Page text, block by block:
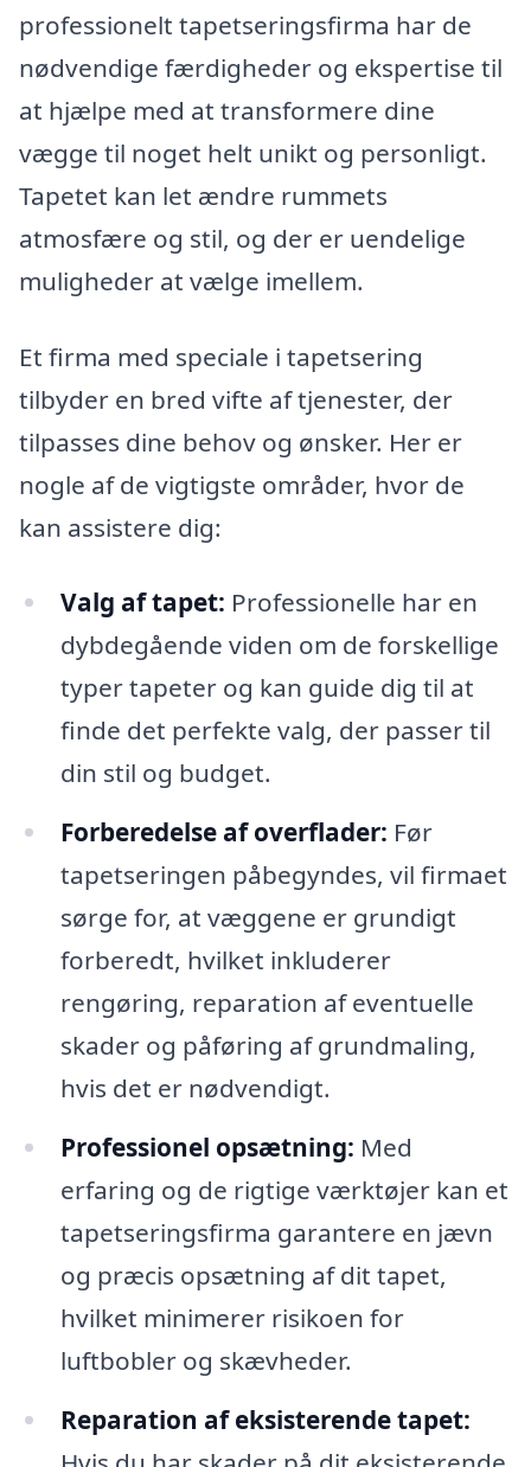
professionelt tapetseringsfirma har de
nødvendige færdigheder og ekspertise til
at hjælpe med at transformere dine
vægge til noget helt unikt og personligt.
Tapetet kan let ændre rummets
atmosfære og stil, og der er uendelige
muligheder at vælge imellem.
Et firma med speciale i tapetsering
tilbyder en bred vifte af tjenester, der
tilpasses dine behov og ønsker. Her er
nogle af de vigtigste områder, hvor de
kan assistere dig:
Valg af tapet: Professionelle har en
dybdegående viden om de forskellige
typer tapeter og kan guide dig til at
finde det perfekte valg, der passer til
din stil og budget.
Forberedelse af overflader: Før
tapetseringen påbegyndes, vil firmaet
sørge for, at væggene er grundigt
forberedt, hvilket inkluderer
rengøring, reparation af eventuelle
skader og påføring af grundmaling,
hvis det er nødvendigt.
Professionel opsætning: Med
erfaring og de rigtige værktøjer kan et
tapetseringsfirma garantere en jævn
og præcis opsætning af dit tapet,
hvilket minimerer risikoen for
luftbobler og skævheder.
Reparation af eksisterende tapet: